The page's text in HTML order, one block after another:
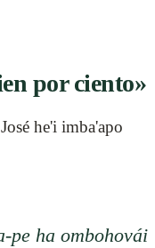
por ciento»
he'i imba'apo
pe ha ombohovái